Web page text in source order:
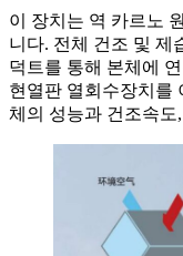
이 장치는 역 카르노
니다. 전체 건조 및 제
덕트를 통해 본체에
현열판 열회수장치를
체의 성능과 건조속